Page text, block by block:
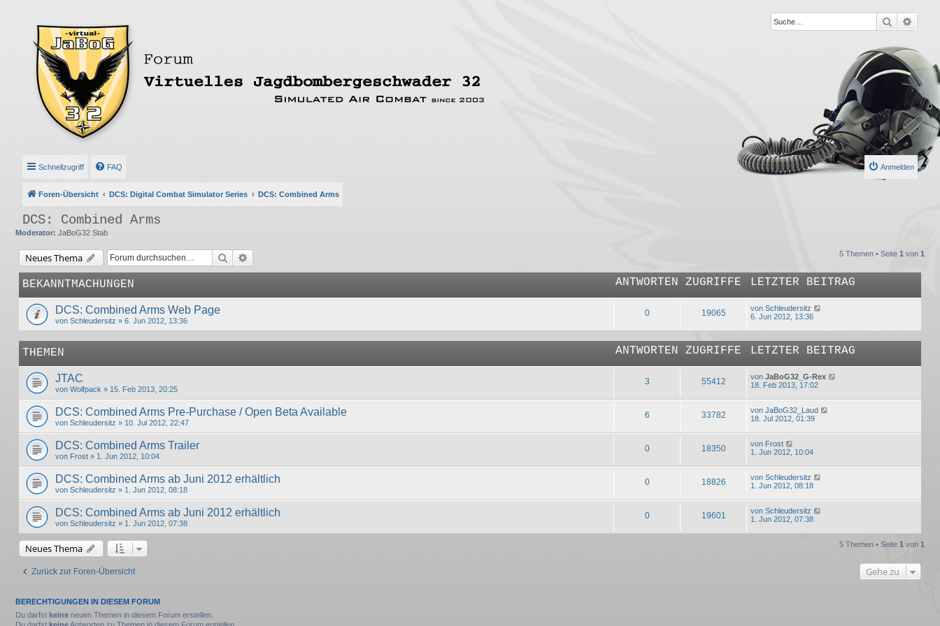
Suche
Schnellzugriff FAQ Anmelden
Foren-Übersicht DCS: Digital Combat Simulator Series DCS: Combined Arms
DCS: Combined Arms
Moderator: JaBoG32 Stab
Neues Thema Suche 5 Themen • Seite 1 von 1
BEKANNTMACHUNGEN ANTWORTEN ZUGRIFFE LETZTER BEITRAG
DCS: Combined Arms Web Page
von Schleudersitz » 6. Jun 2012, 13:36
0 19065 von Schleudersitz
6. Jun 2012, 13:36
THEMEN ANTWORTEN ZUGRIFFE LETZTER BEITRAG
JTAC
von Wolfpack » 15. Feb 2013, 20:25
3 55412 von JaBoG32_G-Rex
18. Feb 2013, 17:02
DCS: Combined Arms Pre-Purchase / Open Beta Available
von Schleudersitz » 10. Jul 2012, 22:47
6 33782 von JaBoG32_Laud
18. Jul 2012, 01:39
DCS: Combined Arms Trailer
von Frost » 1. Jun 2012, 10:04
0 18350 von Frost
1. Jun 2012, 10:04
DCS: Combined Arms ab Juni 2012 erhältlich
von Schleudersitz » 1. Jun 2012, 08:18
0 18826 von Schleudersitz
1. Jun 2012, 08:18
DCS: Combined Arms ab Juni 2012 erhältlich
von Schleudersitz » 1. Jun 2012, 07:38
0 19601 von Schleudersitz
1. Jun 2012, 07:38
Neues Thema 5 Themen • Seite 1 von 1
Zurück zur Foren-Übersicht Gehe zu
BERECHTIGUNGEN IN DIESEM FORUM
Du darfst keine neuen Themen in diesem Forum erstellen.
Du darfst keine Antworten zu Themen in diesem Forum erstellen.